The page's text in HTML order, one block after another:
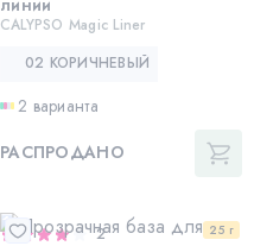
CALYPSO Magic Liner
02 КОРИЧНЕВЫЙ
2 варианта
РАСПРОДАНО
25 г
2